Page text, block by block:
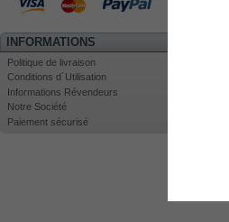
INFORMATIONS
Politique de livraison
Conditions d´Utilisation
Informations Révendeurs
Notre Société
Paiement sécurisé